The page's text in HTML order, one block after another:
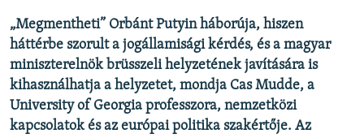
Valamennyi RFE/RL weboldal
„Megmentheti” Orbánt Putyin háborúja, hiszen
háttérbe szorult a jogállamisági kérdés, és a magyar
miniszterelnök brüsszeli helyzetének javítására is
kihasználhatja a helyzetet, mondja Cas Mudde, a
University of Georgia professzora, nemzetközi
kapcsolatok és az európai politika szakértője. Az